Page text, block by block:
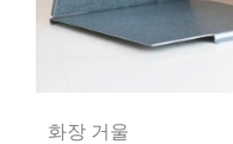
화장 거울